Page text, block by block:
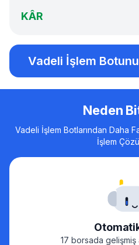
KÂR
Vadeli İşlem
Neden
Vadeli İşlem Botlarından Daha
İşlem
17 borsada gelişmiş